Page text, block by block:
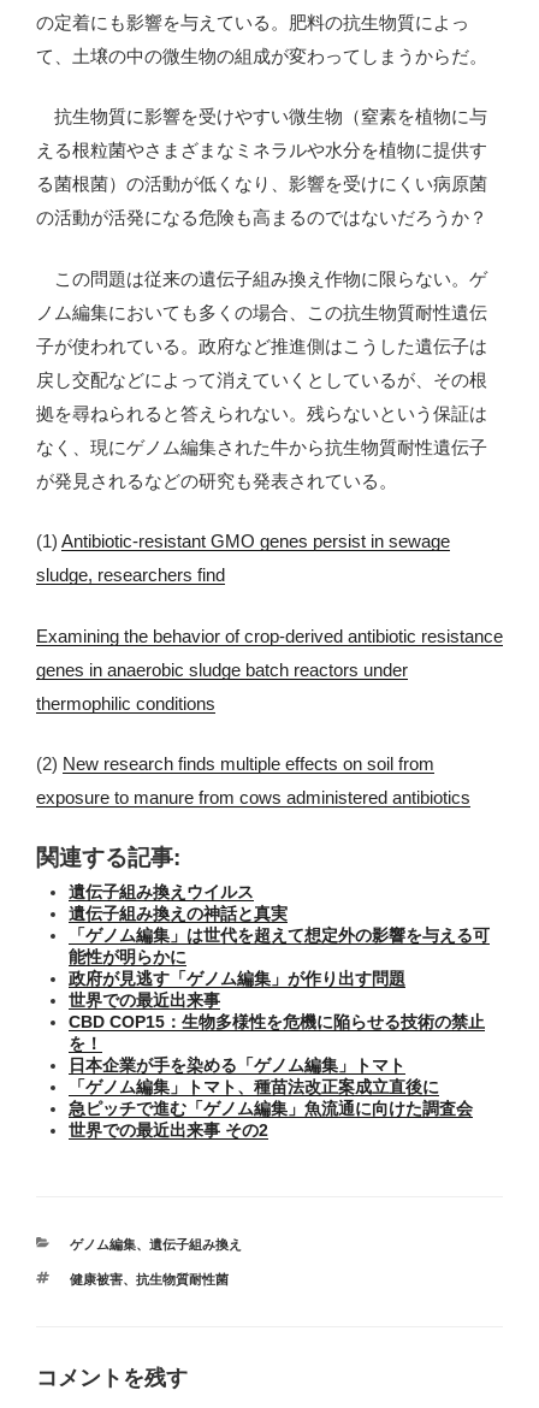
の定着にも影響を与えている。肥料の抗生物質によっ
て、土壌の中の微生物の組成が変わってしまうからだ。
抗生物質に影響を受けやすい微生物（窒素を植物に与
える根粒菌やさまざまなミネラルや水分を植物に提供す
る菌根菌）の活動が低くなり、影響を受けにくい病原菌
の活動が活発になる危険も高まるのではないだろうか？
この問題は従来の遺伝子組み換え作物に限らない。ゲ
ノム編集においても多くの場合、この抗生物質耐性遺伝
子が使われている。政府など推進側はこうした遺伝子は
戻し交配などによって消えていくとしているが、その根
拠を尋ねられると答えられない。残らないという保証は
なく、現にゲノム編集された牛から抗生物質耐性遺伝子
が発見されるなどの研究も発表されている。
(1) Antibiotic-resistant GMO genes persist in sewage
sludge, researchers find
Examining the behavior of crop‐derived antibiotic resistance
genes in anaerobic sludge batch reactors under
thermophilic conditions
(2) New research finds multiple effects on soil from
exposure to manure from cows administered antibiotics
関連する記事:
遺伝子組み換えウイルス
遺伝子組み換えの神話と真実
「ゲノム編集」は世代を超えて想定外の影響を与える可
能性が明らかに
政府が見逃す「ゲノム編集」が作り出す問題
世界での最近出来事
CBD COP15：生物多様性を危機に陥らせる技術の禁止
を！
日本企業が手を染める「ゲノム編集」トマト
「ゲノム編集」トマト、種苗法改正案成立直後に
急ピッチで進む「ゲノム編集」魚流通に向けた調査会
世界での最近出来事 その2
カ
ゴ
ゲノム編集、 遺伝子組み換え
タ
健康被害、 抗生物質耐性菌
コメントを残す